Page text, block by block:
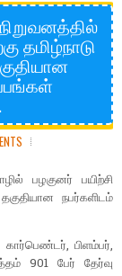
நிறுவனத்தில்
தமிழ்நாடு
பழகுனர் பயிற்சி
தகுதியான நபர்களிடம்
பிளம்பர்,
901 பேர் தேர்வு